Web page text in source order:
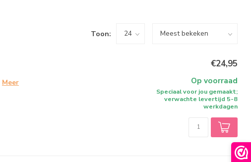
Toon:
Meer
€24,95
Op voorraad
Speciaal voor jou gemaakt;
verwachte levertijd 5-8
werkdagen